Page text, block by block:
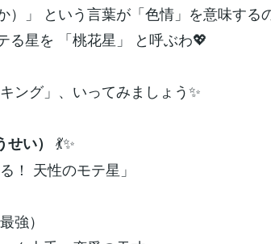
」 という言葉が「色情」を意味するの
る星を 「桃花星」 と呼ぶわ💖
ング」、いってみましょう✨
い）
💃✨
！ 天性のモテ星」
）